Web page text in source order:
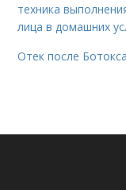
техника
лица в домашних
Отек после